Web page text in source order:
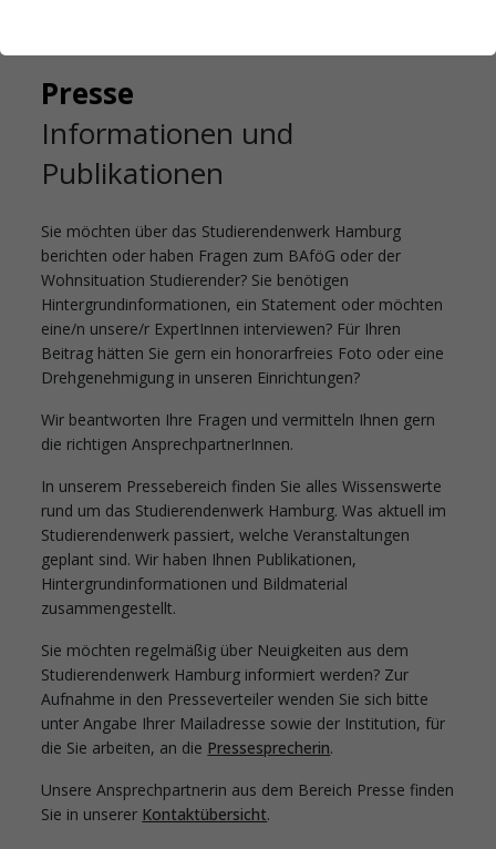
Presse
Informationen und
Publikationen
Sie möchten über das Studierendenwerk Hamburg
berichten oder haben Fragen zum BAföG oder der
Wohnsituation Studierender? Sie benötigen
Hintergrundinformationen, ein Statement oder möchten
eine/n unsere/r ExpertInnen interviewen? Für Ihren
Beitrag hätten Sie gern ein honorarfreies Foto oder eine
Drehgenehmigung in unseren Einrichtungen?
Wir beantworten Ihre Fragen und vermitteln Ihnen gern
die richtigen AnsprechpartnerInnen.
In unserem Pressebereich finden Sie alles Wissenswerte
rund um das Studierendenwerk Hamburg. Was aktuell im
Studierendenwerk passiert, welche Veranstaltungen
geplant sind. Wir haben Ihnen Publikationen,
Hintergrundinformationen und Bildmaterial
zusammengestellt.
Sie möchten regelmäßig über Neuigkeiten aus dem
Studierendenwerk Hamburg informiert werden? Zur
Aufnahme in den Presseverteiler wenden Sie sich bitte
unter Angabe Ihrer Mailadresse sowie der Institution, für
die Sie arbeiten, an die Pressesprecherin.
Unsere Ansprechpartnerin aus dem Bereich Presse finden
Sie in unserer Kontaktübersicht.